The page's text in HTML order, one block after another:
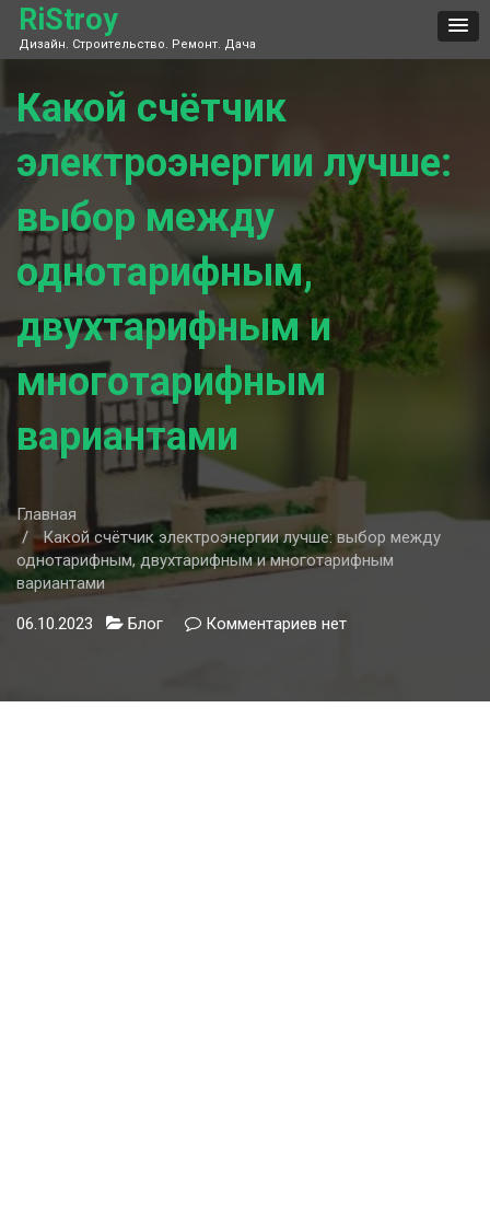
Skip
content
RiStroy
Дизайн. Строительство. Ремонт. Дача
Какой счётчик
электроэнергии лучше:
выбор между
однотарифным,
двухтарифным и
многотарифным
вариантами
Главная
Какой счётчик электроэнергии лучше: выбор между
однотарифным, двухтарифным и многотарифным
вариантами
06.10.2023 Блог Комментариев кнет